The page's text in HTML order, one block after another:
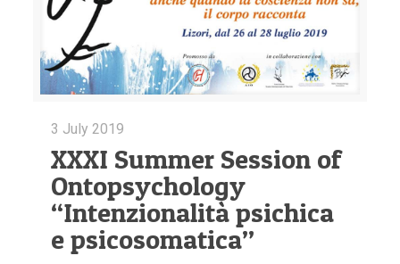
3 July 2019
XXXI Summer Session of
Ontopsychology
“Intenzionalità psichica
e psicosomatica”